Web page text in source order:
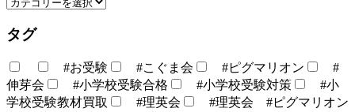
タグ
#お受験 #こぐま会 #ピグマリオン
#
伸芽会
#小学校受験合格 #小学校受験対策
#小
学校受験教材買取
#理英会
#理英会 #ピグマリオン